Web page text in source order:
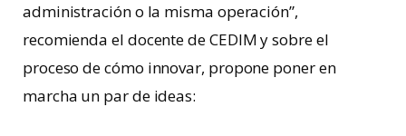
administración o la misma operación”,
recomienda el docente de CEDIM y sobre el
proceso de cómo innovar, propone poner en
marcha un par de ideas: